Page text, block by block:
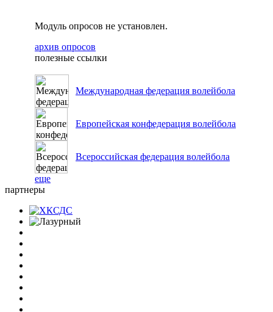
Модуль опросов не установлен.
архив опросов
полезные ссылки
Международная федерация волейбола
Европейская конфедерация волейбола
Всероссийская федерация волейбола
еще
партнеры